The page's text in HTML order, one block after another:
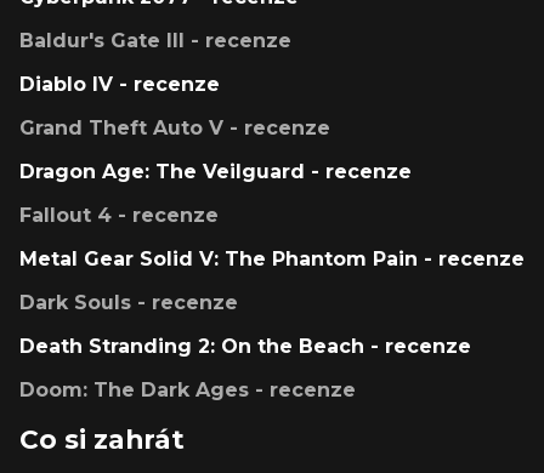
Baldur's Gate III - recenze
Diablo IV - recenze
Grand Theft Auto V - recenze
Dragon Age: The Veilguard - recenze
Fallout 4 - recenze
Metal Gear Solid V: The Phantom Pain - recenze
Dark Souls - recenze
Death Stranding 2: On the Beach - recenze
Doom: The Dark Ages - recenze
Co si zahrát